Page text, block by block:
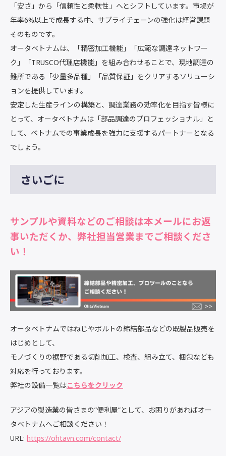
「安さ」から「信頼性と柔軟性」へとシフトしています。市場が
年率6%以上で成長する中、サプライチェーンの強化は経営課題
そのものです。
オータベトナムは、「精密加工機能」「広範な調達ネットワー
ク」「TRUSCO代理店機能」を組み合わせることで、現地調達の
難所である「少量多品種」「品質保証」をクリアするソリューシ
ョンを提供しています。
安定した生産ラインの構築と、調達業務の効率化を目指す皆様に
とって、オータベトナムは「部品調達のプロフェッショナル」と
して、ベトナムでの事業成長を強力に支援するパートナーとなる
でしょう。
さいごに
サンプルや資料などのご相談は本メールにお返
事いただくか、弊社担当営業までご相談くださ
い！
オータベトナムではねじやボルトの締結部品などの既製品販売を
はじめとして、
モノづくりの裾野である切削加工、検査、組み立て、梱包なども
対応を行っております。
弊社の設備一覧はこちらをクリック
アジアの製造業の皆さまの”便利屋”として、お困りがあればオー
タベトナムへご相談ください！
URL: https://ohtavn.com/contact/